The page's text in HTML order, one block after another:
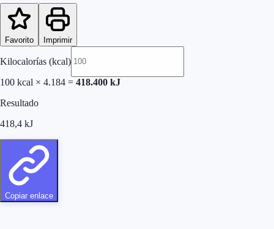
Favorito Imprimir
Kilocalorías (kcal)
100 kcal × 4.184 = 418.400 kJ
Resultado
418,4 kJ
Copiar enlace